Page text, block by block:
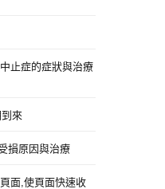
止症的症狀與治療
來
損原因與治療
面,使頁面快速收